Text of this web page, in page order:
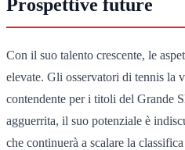
Prospettive future
Con il suo talento crescente, le
elevate. Gli osservatori di tennis la
contendente per i titoli del Grande
agguerrita, il suo potenziale è
che continuerà a scalare la